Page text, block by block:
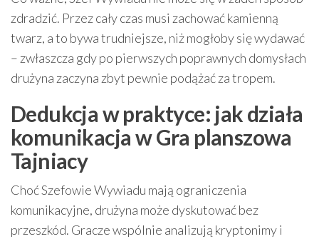
zdradzić. Przez cały czas musi zachować kamienną
twarz, a to bywa trudniejsze, niż mogłoby się wydawać
– zwłaszcza gdy po pierwszych poprawnych domysłach
drużyna zaczyna zbyt pewnie podążać za tropem.
Dedukcja w praktyce: jak działa
komunikacja w Gra planszowa
Tajniacy
Choć Szefowie Wywiadu mają ograniczenia
komunikacyjne, drużyna może dyskutować bez
przeszkód. Gracze wspólnie analizują kryptonimy i